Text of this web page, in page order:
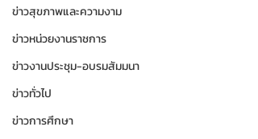
ข่าวสุขภาพและความงาม
ข่าวหน่วยงานราชการ
ข่าวงานประชุม-อบรมสัมมนา
ข่าวทั่วไป
ข่าวการศึกษา